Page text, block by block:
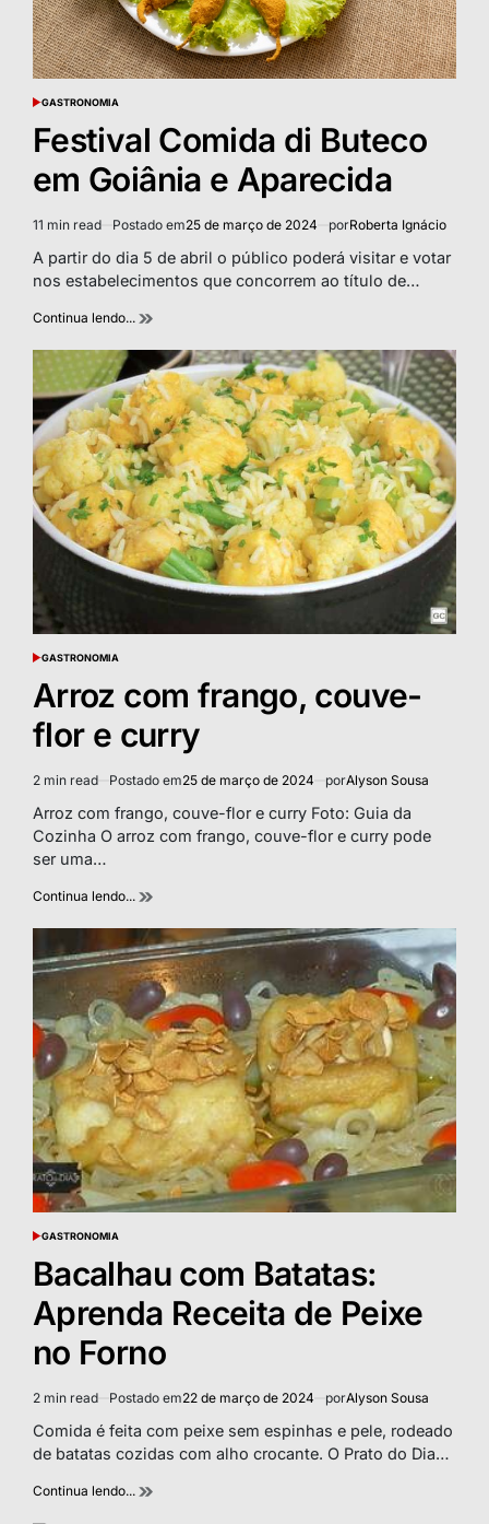
POSTED
GASTRONOMIA
Festival Comida di Buteco
em Goiânia e Aparecida
Estimated
read
time
11 min read Postado em25 de março de 2024 porRoberta Ignácio
A partir do dia 5 de abril o público poderá visitar e votar
nos estabelecimentos que concorrem ao título de…
Continua lendo...
POSTED
GASTRONOMIA
Arroz com frango, couve-
flor e curry
Estimated
read
time
2 min read Postado em25 de março de 2024 porAlyson Sousa
Arroz com frango, couve-flor e curry Foto: Guia da
Cozinha O arroz com frango, couve-flor e curry pode
ser uma…
Continua lendo...
POSTED
GASTRONOMIA
Bacalhau com Batatas:
Aprenda Receita de Peixe
no Forno
Estimated
read
time
2 min read Postado em22 de março de 2024 porAlyson Sousa
Comida é feita com peixe sem espinhas e pele, rodeado
de batatas cozidas com alho crocante. O Prato do Dia…
Continua lendo...